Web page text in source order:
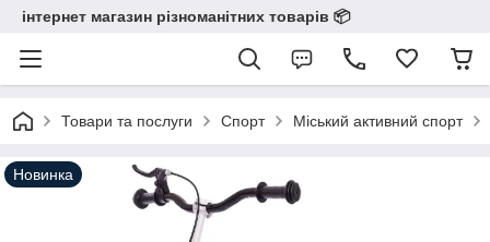
інтернет магазин різноманітних товарів 📦️️️️️️
Товари та послуги Спорт Міський активний спорт
Новинка